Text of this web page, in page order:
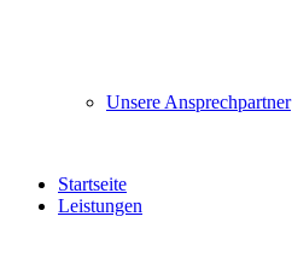
Unsere Ansprechpartner
Startseite
Leistungen